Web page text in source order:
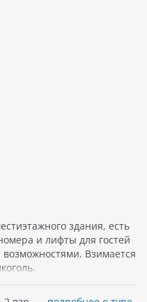
здания, есть
и лифты для гостей
Взимается